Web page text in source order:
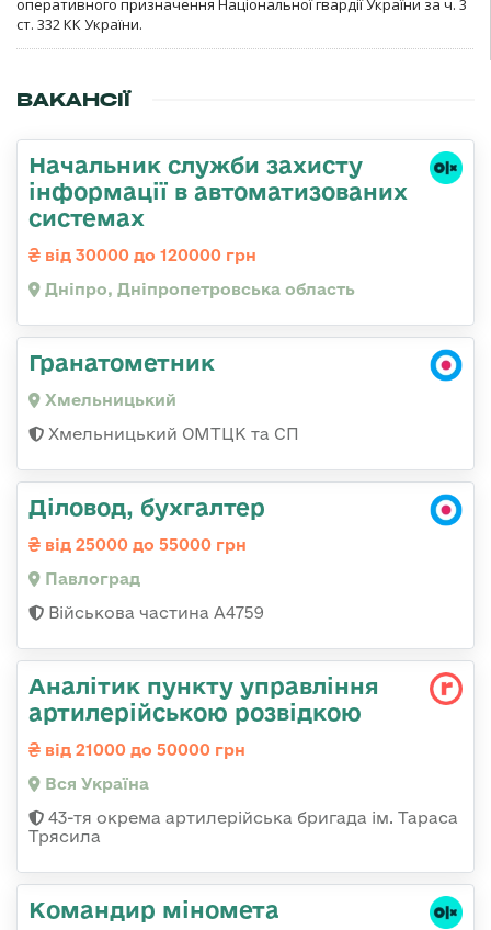
оперативного призначення Національної гвардії України за ч. 3
ст. 332 КК України.
ВАКАНСІЇ
Начальник служби захисту
інформації в автоматизованих
системах
від 30000 до 120000 грн
Дніпро, Дніпропетровська область
Гранатометник
Хмельницький
Хмельницький ОМТЦК та СП
Діловод, бухгалтер
від 25000 до 55000 грн
Павлоград
Військова частина А4759
Аналітик пункту управління
артилерійською розвідкою
від 21000 до 50000 грн
Вся Україна
43-тя окрема артилерійська бригада ім. Тараса
Трясила
Командир міномета